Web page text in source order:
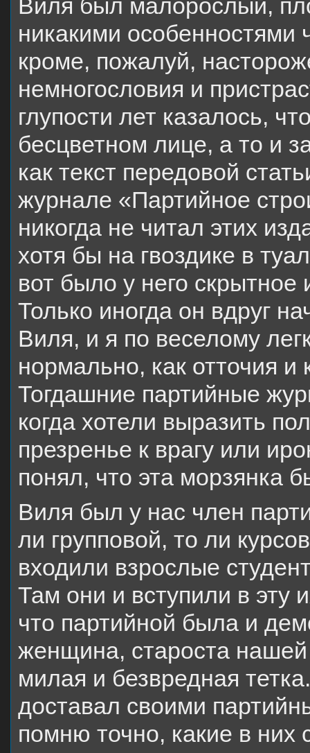
Виля был малорослый,
никакими особенностями
кроме, пожалуй,
немногословия и
глупости лет казалось,
бесцветном лице, а то и
как текст передовой
журнале «Партийное
никогда не читал этих
хотя бы на гвоздике в
вот было у него
Только иногда он вдруг
Виля, и я по веселому
нормально, как отточия и
Тогдашние партийные
когда хотели выразить
презренье к врагу или
понял, что эта морзянка
Виля был у нас член
ли групповой, то ли
входили взрослые
Там они и вступили в
что партийной была и
женщина, староста
милая и безвредная
доставал своими
помню точно, какие в них